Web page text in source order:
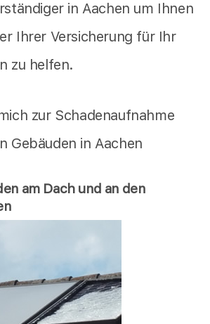
in Aachen um Ihnen
Ihrer Versicherung für Ihr
zu helfen.
zur Schadenaufnahme
Gebäuden in Aachen
am Dach und an den